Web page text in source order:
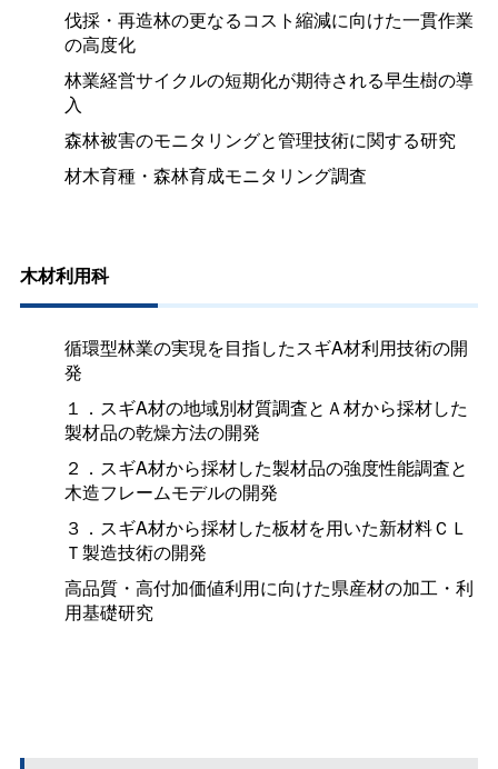
伐採・再造林の更なるコスト縮減に向けた一貫作業
の高度化
林業経営サイクルの短期化が期待される早生樹の導
入
森林被害のモニタリングと管理技術に関する研究
材木育種・森林育成モニタリング調査
木材利用科
循環型林業の実現を目指したスギA材利用技術の開
発
１．スギA材の地域別材質調査とＡ材から採材した
製材品の乾燥方法の開発
２．スギA材から採材した製材品の強度性能調査と
木造フレームモデルの開発
３．スギA材から採材した板材を用いた新材料ＣＬ
Ｔ製造技術の開発
高品質・高付加価値利用に向けた県産材の加工・利
用基礎研究